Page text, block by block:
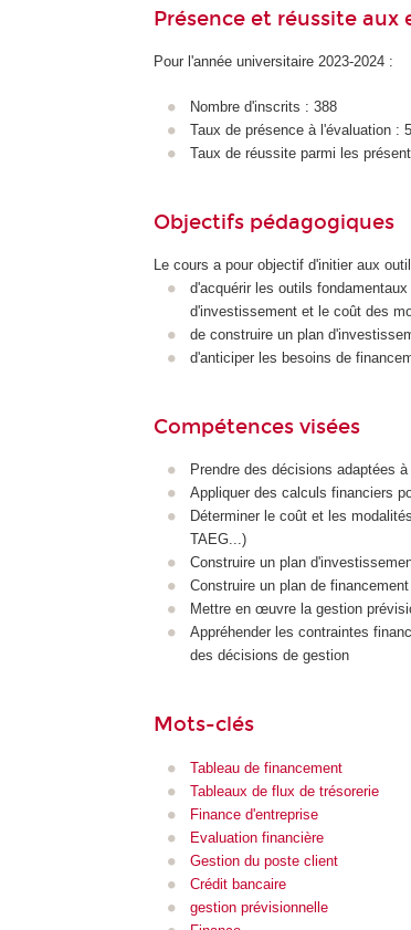
Présence et réussite aux
Pour l'année universitaire 2023-2024 :
Nombre d'inscrits : 388
Taux de présence à l'évaluation :
Taux de réussite parmi les
Objectifs pédagogiques
Le cours a pour objectif d'initier aux
d'acquérir les outils
d'investissement et le coût des
de construire un plan
d'anticiper les besoins de
Compétences visées
Prendre des décisions adaptées
Appliquer des calculs financiers
Déterminer le coût et les
TAEG...)
Construire un plan
Construire un plan de
Mettre en œuvre la gestion
Appréhender les contraintes
des décisions de gestion
Mots-clés
Tableau de financement
Tableaux de flux de trésorerie
Finance d'entreprise
Evaluation financière
Gestion du poste client
Crédit bancaire
gestion prévisionnelle